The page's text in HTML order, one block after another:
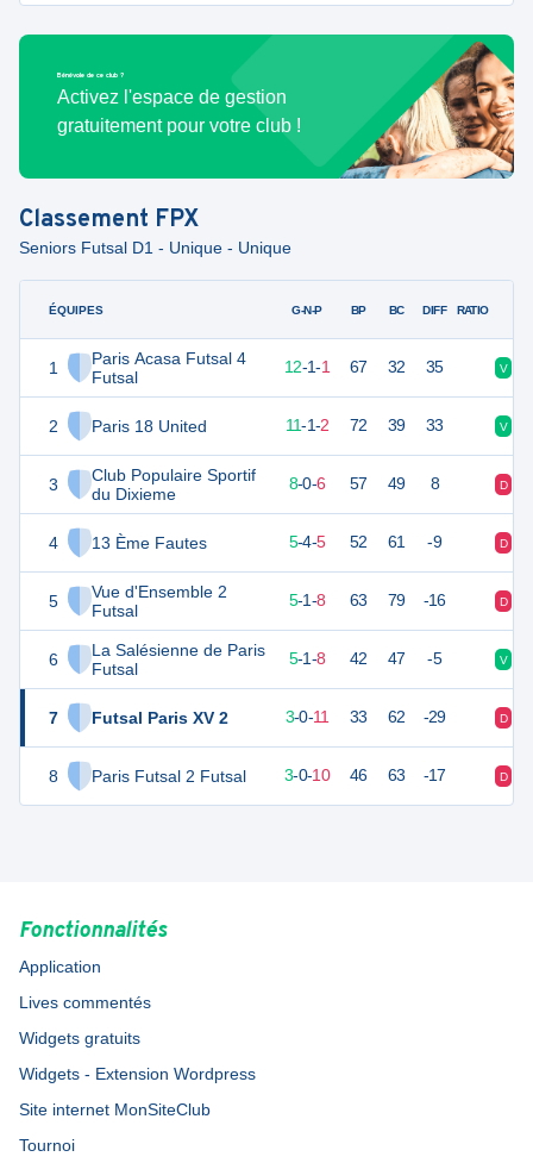
Bénévole de ce club ?
Activez l'espace de gestion
gratuitement pour votre club !
Classement FPX
Seniors Futsal D1 - Unique - Unique
ÉQUIPES
1
Paris Acasa Futsal 4
Futsal
2 Paris 18 United
3
Club Populaire Sportif
du Dixieme
4 13 Ème Fautes
5
Vue d'Ensemble 2
Futsal
6
La Salésienne de Paris
Futsal
7 Futsal Paris XV 2
8 Paris Futsal 2 Futsal
G-N-P BP BC DIFF RATIO
37 12-1-1 67 32 35 V
11-1-2 72 39 33 V
24 14 8-0-6 57 49 8 D
5-4-5 52 61 -9 D
16 5-1-8 63 79 -16 D
16 14 5-1-8 42 47 -5 V
9 3-0-11 33 62 -29 D
2 3-0-10 46 63 -17 D
Fonctionnalités
Application
Lives commentés
Widgets gratuits
Widgets - Extension Wordpress
Site internet MonSiteClub
Tournoi